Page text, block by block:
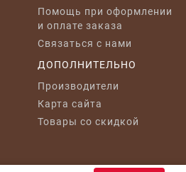
Помощь при оформлении
и оплате заказа
Связаться с нами
ДОПОЛНИТЕЛЬНО
Производители
Карта сайта
Товары со скидкой